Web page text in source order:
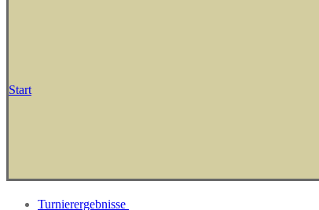
Start
Turnierergebnisse